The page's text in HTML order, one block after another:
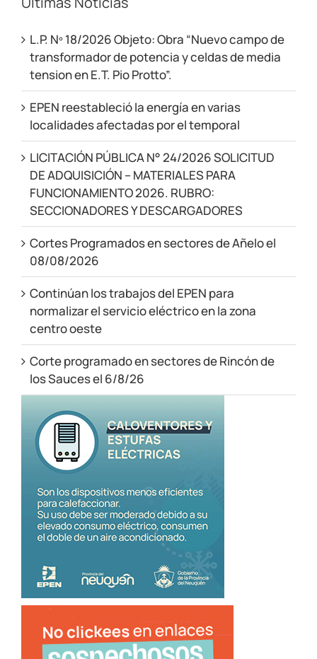
L.P. Nº 18/2026 Objeto: Obra “Nuevo campo de
transformador de potencia y celdas de media
tension en E.T. Pio Protto”.
EPEN reestableció la energía en varias
localidades afectadas por el temporal
LICITACIÓN PÚBLICA N° 24/2026 SOLICITUD
DE ADQUISICIÓN – MATERIALES PARA
FUNCIONAMIENTO 2026. RUBRO:
SECCIONADORES Y DESCARGADORES
Cortes Programados en sectores de Añelo el
08/08/2026
Continúan los trabajos del EPEN para
normalizar el servicio eléctrico en la zona
centro oeste
Corte programado en sectores de Rincón de
los Sauces el 6/8/26